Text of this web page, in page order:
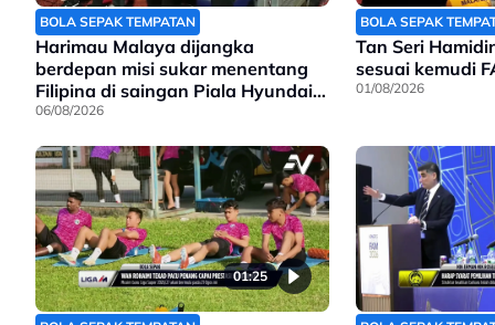
BOLA SEPAK TEMPATAN
Harimau Malaya dijangka
berdepan misi sukar menentang
Filipina di saingan Piala Hyundai
Asean
06/08/2026
BOLA SEPAK
Tan Seri
sesuai kemudi
01/08/2026
01:25